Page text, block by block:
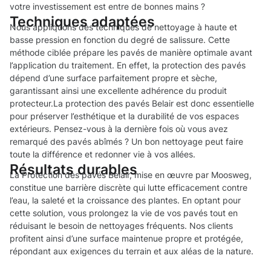
votre investissement est entre de bonnes mains ?
Techniques adaptées
Nous appliquons des techniques de nettoyage à haute et
basse pression en fonction du degré de salissure. Cette
méthode ciblée prépare les pavés de manière optimale avant
l’application du traitement. En effet, la protection des pavés
dépend d’une surface parfaitement propre et sèche,
garantissant ainsi une excellente adhérence du produit
protecteur.La protection des pavés Belair est donc essentielle
pour préserver l’esthétique et la durabilité de vos espaces
extérieurs. Pensez-vous à la dernière fois où vous avez
remarqué des pavés abîmés ? Un bon nettoyage peut faire
toute la différence et redonner vie à vos allées.
Résultats durables
La Protection des pavés Belair, mise en œuvre par Moosweg,
constitue une barrière discrète qui lutte efficacement contre
l’eau, la saleté et la croissance des plantes. En optant pour
cette solution, vous prolongez la vie de vos pavés tout en
réduisant le besoin de nettoyages fréquents. Nos clients
profitent ainsi d’une surface maintenue propre et protégée,
répondant aux exigences du terrain et aux aléas de la nature.